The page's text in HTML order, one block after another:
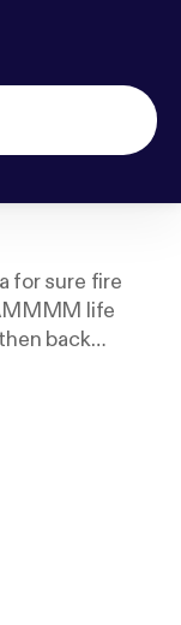
for sure fire
life
back
Hear my
tell what
Lemons to